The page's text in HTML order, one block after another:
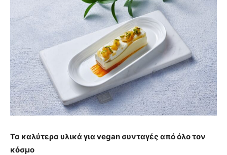
Τα καλύτερα υλικά για vegan συνταγές από όλο τον
κόσμο